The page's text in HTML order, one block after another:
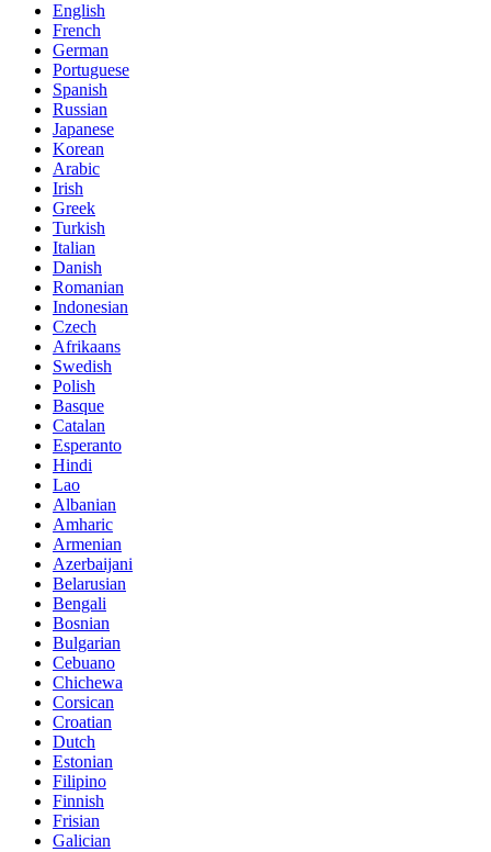
English
French
German
Portuguese
Spanish
Russian
Japanese
Korean
Arabic
Irish
Greek
Turkish
Italian
Danish
Romanian
Indonesian
Czech
Afrikaans
Swedish
Polish
Basque
Catalan
Esperanto
Hindi
Lao
Albanian
Amharic
Armenian
Azerbaijani
Belarusian
Bengali
Bosnian
Bulgarian
Cebuano
Chichewa
Corsican
Croatian
Dutch
Estonian
Filipino
Finnish
Frisian
Galician